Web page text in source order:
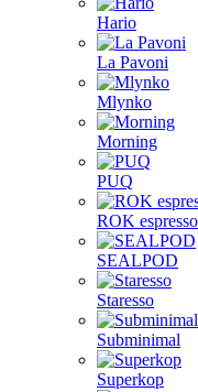
Hario
La Pavoni
Mlynko
Morning
PUQ
ROK espresso
SEALPOD
Staresso
Subminimal
Superkop